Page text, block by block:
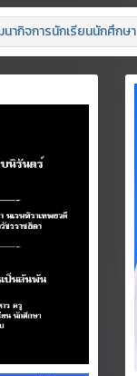
ากิจการนักเรียนนักศึกษา